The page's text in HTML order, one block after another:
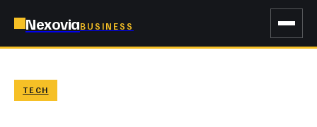
NexoviaBUSINESS
TECH